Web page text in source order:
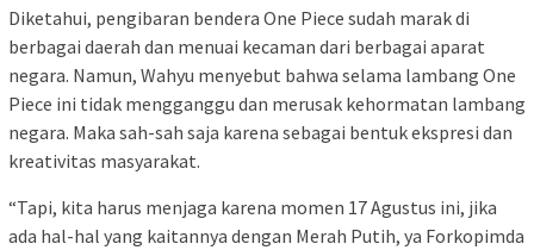
Diketahui, pengibaran bendera One Piece sudah marak di
berbagai daerah dan menuai kecaman dari berbagai aparat
negara. Namun, Wahyu menyebut bahwa selama lambang One
Piece ini tidak mengganggu dan merusak kehormatan lambang
negara. Maka sah-sah saja karena sebagai bentuk ekspresi dan
kreativitas masyarakat.
“Tapi, kita harus menjaga karena momen 17 Agustus ini, jika
ada hal-hal yang kaitannya dengan Merah Putih, ya Forkopimda